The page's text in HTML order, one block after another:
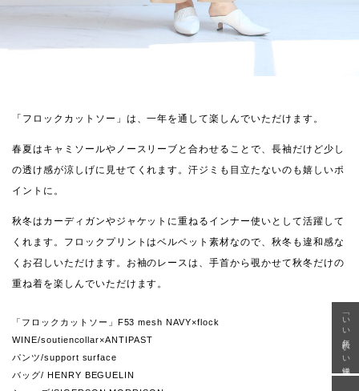
「フロックカットソー」は、一年を通して楽しんでいただけます。
春夏はキャミソールやノースリーブと合わせることで、長袖だけど少し
の透け感が涼しげに見せてくれます。汗ジミも目立たないのも嬉しいポ
イントに。
秋冬はカーディガンやジャケットに重ねるインナー使いとして活躍して
くれます。フロックプリントはベルベット素材なので、秋冬も違和感な
くお召しいただけます。お袖のレースは、手首から覗かせて秋冬だけの
重ね着を楽しんでいただけます。
「フロックカットソー」F53 mesh NAVY×flock
WINE/soutiencollar×ANTIPAST
パンツ/support surface
バッグ/ HENRY BEGUELIN
「いい年齢 いい洋服」